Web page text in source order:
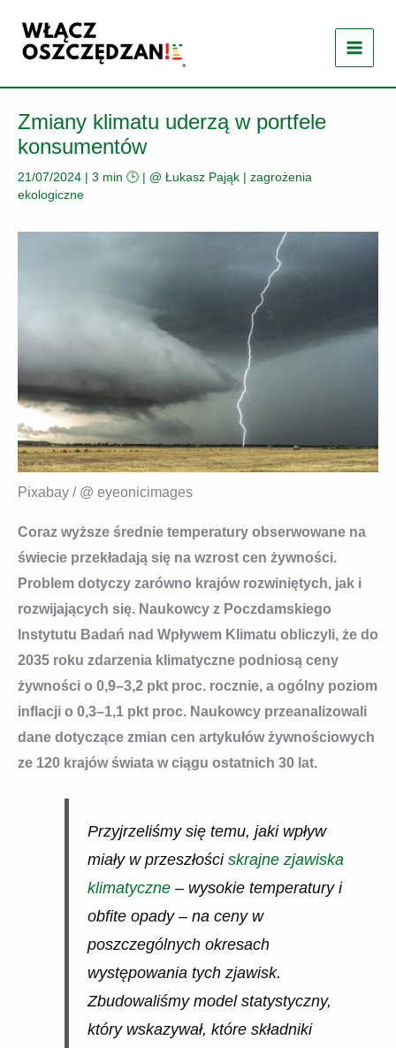
treści
Zmiany klimatu uderzą w portfele
konsumentów
21/07/2024 | 3 min 🕒 | @ Łukasz Pająk | zagrożenia
ekologiczne
Pixabay / @ eyeonicimages
Coraz wyższe średnie temperatury obserwowane na
świecie przekładają się na wzrost cen żywności.
Problem dotyczy zarówno krajów rozwiniętych, jak i
rozwijających się. Naukowcy z Poczdamskiego
Instytutu Badań nad Wpływem Klimatu obliczyli, że do
2035 roku zdarzenia klimatyczne podniosą ceny
żywności o 0,9–3,2 pkt proc. rocznie, a ogólny poziom
inflacji o 0,3–1,1 pkt proc. Naukowcy przeanalizowali
dane dotyczące zmian cen artykułów żywnościowych
ze 120 krajów świata w ciągu ostatnich 30 lat.
Przyjrzeliśmy się temu, jaki wpływ
miały w przeszłości skrajne zjawiska
klimatyczne– wysokie temperatury i
obfite opady – na ceny w
poszczególnych okresach
występowania tych zjawisk.
Zbudowaliśmy model statystyczny,
który wskazywał, które składniki